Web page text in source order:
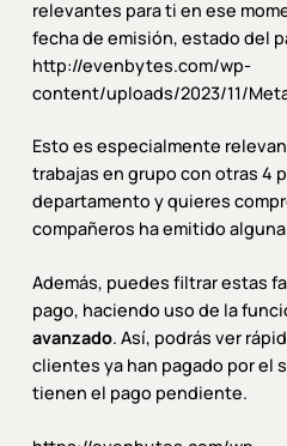
relevantes para ti en ese
fecha de emisión, estado del
http://evenbytes.com/wp-
content/uploads/2023/11/
Esto es especialmente
trabajas en grupo con otras 4
departamento y quieres
compañeros ha emitido
Además, puedes filtrar estas
pago, haciendo uso de la
avanzado. Así, podrás ver
clientes ya han pagado por el
tienen el pago pendiente.